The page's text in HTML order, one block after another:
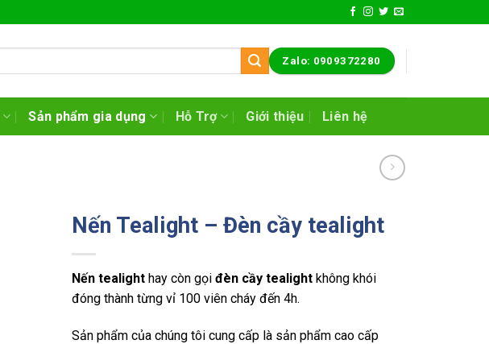
Zalo: 0909372280
Sản phẩm gia dụng Hỗ Trợ Giới thiệu Liên hệ
Nến Tealight – Đèn cầy tealight
Nến tealight hay còn gọiđèn cầy tealightkhông khói
đóng thành từng vỉ 100 viên cháy đến 4h.
Sản phẩm của chúng tôi cung cấp là sản phẩm cao cấp